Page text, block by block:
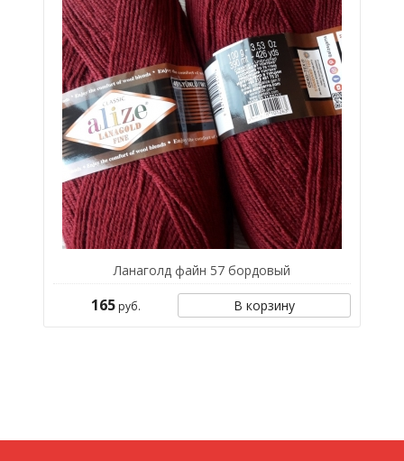
Ланаголд файн 57 бордовый
165руб. В корзину